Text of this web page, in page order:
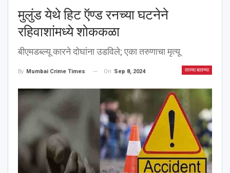
मुलुंड येथे हिट ऍण्ड रनच्या घटनेने
रहिवाशांमध्ये शोककळा
बीएमडब्ल्यू कारने दोघांना उडविले; एका तरुणाचा मृत्यू
ताज्या बातम्या
By Mumbai Crime Times On Sep 8, 2024